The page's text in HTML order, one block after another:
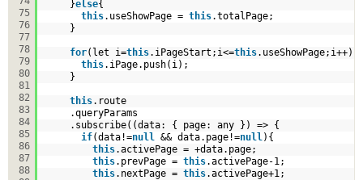
75
76
77
78
79
80
81
82
83
84
85
86
87
88
}else{
this.useShowPage = this.totalPage;
}
for(let i=this.iPageStart;i<=this.useShowPage;i++){
this.iPage.push(i);
}
this.route
.queryParams
.subscribe((data: { page: any }) => {
if(data!=null && data.page!=null ){
this.activePage = +data.page;
this.prevPage = this.activePage-1;
this.nextPage = this.activePage+1;